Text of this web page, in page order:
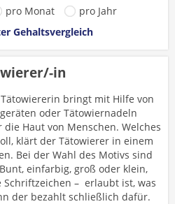
pro Monat
pro Jahr
Gehaltsvergleich
in
bringt mit Hilfe von
oder Tätowiernadeln
Haut von Menschen. Welches
klärt der Tätowierer in einem
Bei der Wahl des Motivs sind
einfarbig, groß oder klein,
– erlaubt ist, was
der bezahlt schließlich dafür.